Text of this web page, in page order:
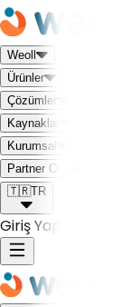
Weoll
Ürünler
Çözümler
Kaynaklar
Kurumsal
Partner Olmak İstiyorum
🇹🇷TR
Giriş Yap